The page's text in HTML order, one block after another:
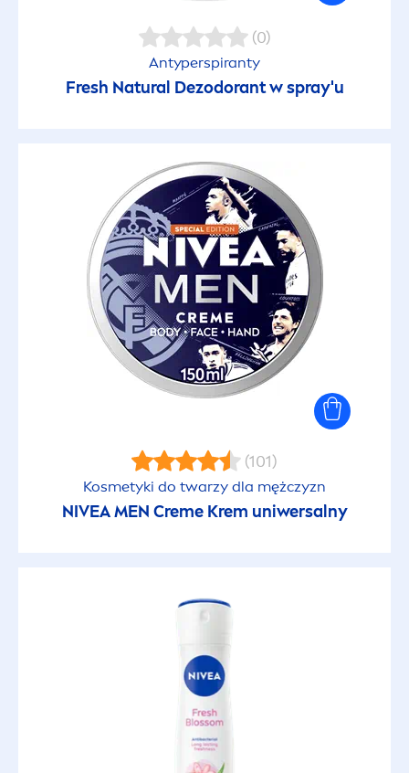
Skóra dojrzała
Skóra głowy
Skóra mieszana
Skóra normalna
Skóra szara i zmęczona
Skóra tłusta
Skóra z niedoskonałościami
Szorstka skóra
Wrażliwa skóra dziecka
Wszystkie typy skóry
Wyjątkowo sucha skóra
(0)
Antyperspiranty
Fresh Natural Dezodorant w spray'u
(101)
Kosmetyki do twarzy dla mężczyzn
NIVEA MEN CremeKrem uniwersalny